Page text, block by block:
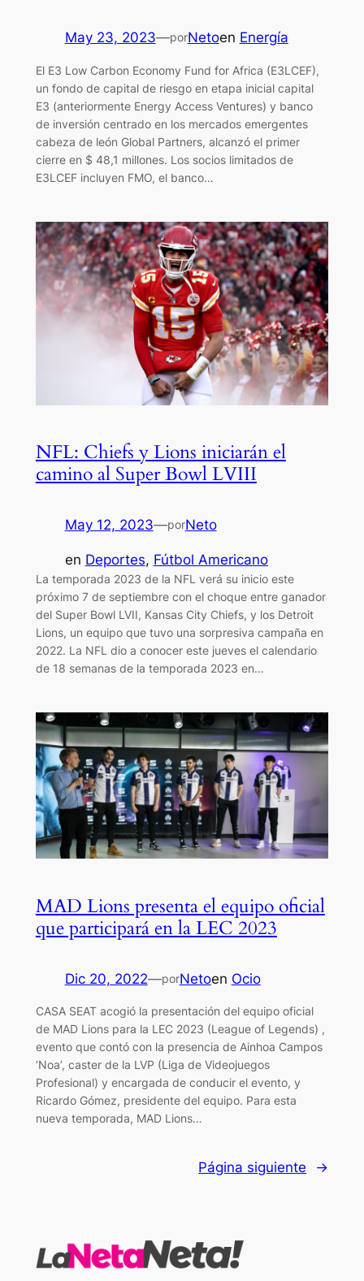
May 23, 2023—porNetoen Energía
El E3 Low Carbon Economy Fund for Africa (E3LCEF),
un fondo de capital de riesgo en etapa inicial capital
E3 (anteriormente Energy Access Ventures) y banco
de inversión centrado en los mercados emergentes
cabeza de león Global Partners, alcanzó el primer
cierre en $ 48,1 millones. Los socios limitados de
E3LCEF incluyen FMO, el banco…
NFL: Chiefs y Lions iniciarán el
camino al Super Bowl LVIII
May 12, 2023—porNeto
en Deportes, Fútbol Americano
La temporada 2023 de la NFL verá su inicio este
próximo 7 de septiembre con el choque entre ganador
del Super Bowl LVII, Kansas City Chiefs, y los Detroit
Lions, un equipo que tuvo una sorpresiva campaña en
2022. La NFL dio a conocer este jueves el calendario
de 18 semanas de la temporada 2023 en…
MAD Lions presenta el equipo oficial
que participará en la LEC 2023
Dic 20, 2022—porNetoen Ocio
CASA SEAT acogió la presentación del equipo oficial
de MAD Lions para la LEC 2023 (League of Legends) ,
evento que contó con la presencia de Ainhoa Campos
‘Noa’, caster de la LVP (Liga de Videojuegos
Profesional) y encargada de conducir el evento, y
Ricardo Gómez, presidente del equipo. Para esta
nueva temporada, MAD Lions…
Página siguiente →